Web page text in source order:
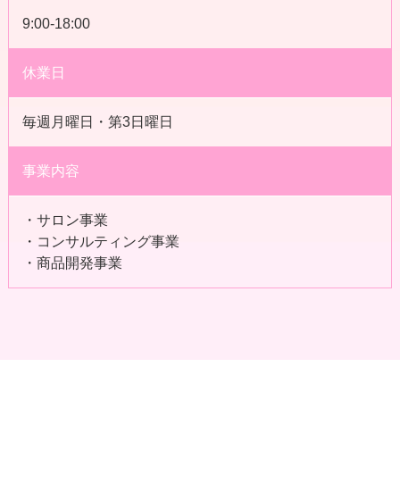
9:00-18:00
休業日
毎週月曜日・第3日曜日
事業内容
・サロン事業
・コンサルティング事業
・商品開発事業